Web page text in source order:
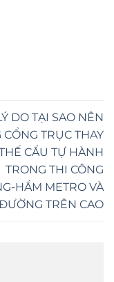
DO TẠI SAO NÊN
CỔNG TRỤC THAY
CẨU TỰ HÀNH
TRONG THI CÔNG
HẦM METRO VÀ
TRÊN CAO